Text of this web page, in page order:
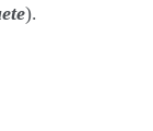
).